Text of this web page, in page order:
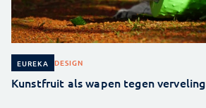
EUREKA DESIGN
Kunstfruit als wapen tegen verveling